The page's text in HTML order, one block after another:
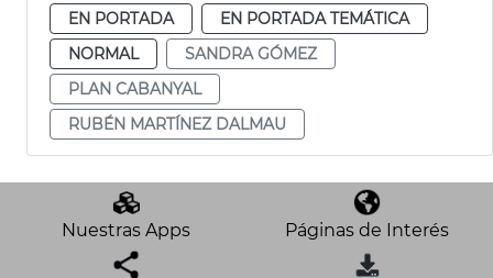
EN PORTADA
EN PORTADA TEMÁTICA
NORMAL
SANDRA GÓMEZ
PLAN CABANYAL
RUBÉN MARTÍNEZ DALMAU
Nuestras Apps Páginas de Interés